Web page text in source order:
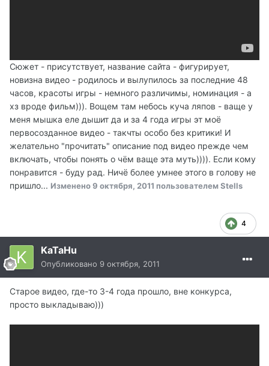
Сюжет - присутствует, название сайта - фигурирует,
новизна видео - родилось и вылупилось за последние 48
часов, красоты игры - немного различимы, номинация - а
хз вроде фильм))). Вощем там небось куча ляпов - ваще у
меня мышка еле дышит да и за 4 года игры эт моё
первосозданное видео - такчты особо без критики! И
желательно "прочитать" описание под видео прежде чем
включать, чтобы понять о чём ваще эта муть)))). Если кому
понравится - буду рад. Ничё более умнее этого в голову не
пришло... Изменено9 октября, 2011 пользователем Stells
4
KaTaHu
Опубликовано 9 октября, 2011
Старое видео, где-то 3-4 года прошло, вне конкурса,
просто выкладываю)))